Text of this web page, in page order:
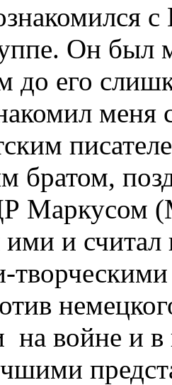
Он
до его
меня
братом,
ими и
на войне и